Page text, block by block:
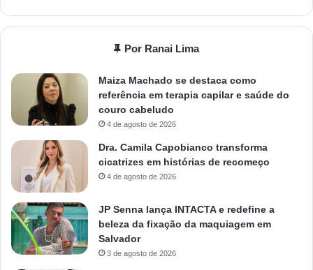
Por Ranai Lima
Maiza Machado se destaca como
referência em terapia capilar e saúde do
couro cabeludo
4 de agosto de 2026
Dra. Camila Capobianco transforma
cicatrizes em histórias de recomeço
4 de agosto de 2026
JP Senna lança INTACTA e redefine a
beleza da fixação da maquiagem em
Salvador
3 de agosto de 2026